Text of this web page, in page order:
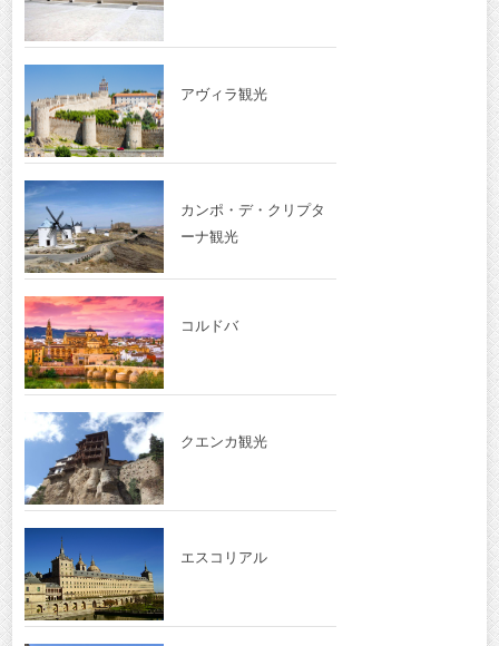
アヴィラ観光
カンポ・デ・クリプタ
ーナ観光
コルドバ
クエンカ観光
エスコリアル